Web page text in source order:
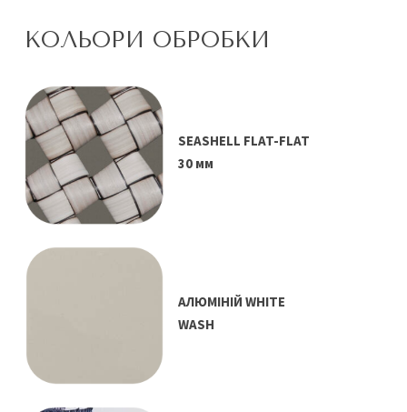
КОЛЬОРИ ОБРОБКИ
SEASHELL FLAT-FLAT
30 мм
АЛЮМІНІЙ WHITE
WASH